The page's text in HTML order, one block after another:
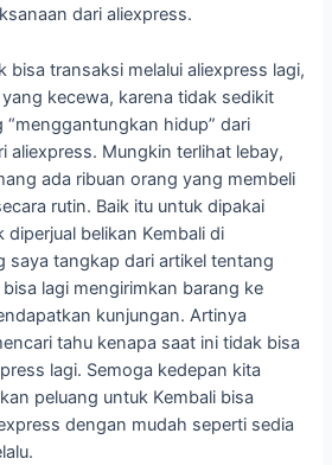
dari aliexpress.
bisa transaksi melalui aliexpress lagi,
kecewa, karena tidak sedikit
hidup” dari
aliexpress. Mungkin terlihat lebay,
ada ribuan orang yang membeli
rutin. Baik itu untuk dipakai
diperjual belikan Kembali di
saya tangkap dari artikel tentang
lagi mengirimkan barang ke
kunjungan. Artinya
tahu kenapa saat ini tidak bisa
lagi. Semoga kedepan kita
peluang untuk Kembali bisa
dengan mudah seperti sedia